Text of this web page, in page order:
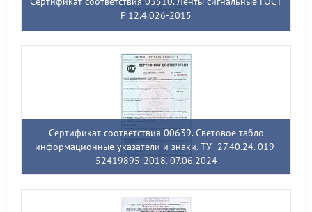
Р 12.4.026-2015
Сертификат соответствия 00639. Световое табло
информационные указатели и знаки. ТУ -27.40.24.-019-
52419895-2018.-07.06.2024